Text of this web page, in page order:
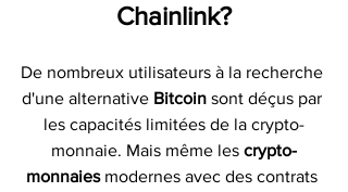
Chainlink?
De nombreux utilisateurs à la recherche
d'une alternative Bitcoin sont déçus par
les capacités limitées de la crypto-
monnaie. Mais même les crypto-
monnaies modernes avec des contrats